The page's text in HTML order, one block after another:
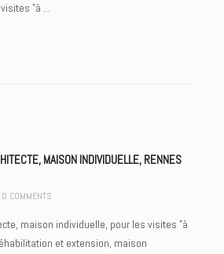
"à ...
MAISON INDIVIDUELLE, RENNES
0 COMMENTS
maison individuelle, pour les visites "à
et extension, maison